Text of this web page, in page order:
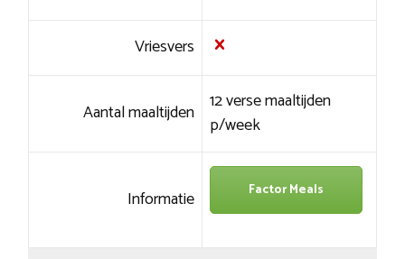
Vriesvers
Aantal maaltijden 12 verse maaltijden
p/week
Informatie Factor Meals